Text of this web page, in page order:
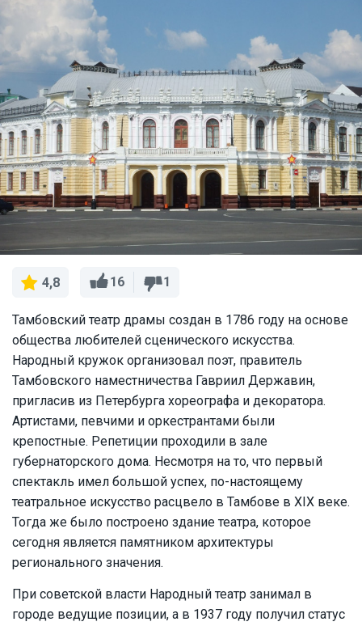
4,8 16 1
Тамбовский театр драмы создан в 1786 году на основе
общества любителей сценического искусства.
Народный кружок организовал поэт, правитель
Тамбовского наместничества Гавриил Державин,
пригласив из Петербурга хореографа и декоратора.
Артистами, певчими и оркестрантами были
крепостные. Репетиции проходили в зале
губернаторского дома. Несмотря на то, что первый
спектакль имел большой успех, по-настоящему
театральное искусство расцвело в Тамбове в XIX веке.
Тогда же было построено здание театра, которое
сегодня является памятником архитектуры
регионального значения.
При советской власти Народный театр занимал в
городе ведущие позиции, а в 1937 году получил статус